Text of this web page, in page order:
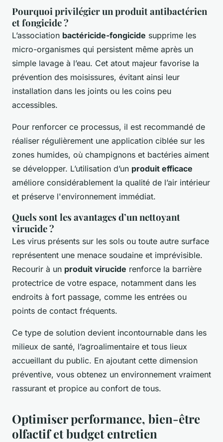
Pourquoi privilégier un produit antibactérien
et fongicide ?
L’association bactéricide-fongicide supprime les
micro-organismes qui persistent même après un
simple lavage à l’eau. Cet atout majeur favorise la
prévention des moisissures, évitant ainsi leur
installation dans les joints ou les coins peu
accessibles.
Pour renforcer ce processus, il est recommandé de
réaliser régulièrement une application ciblée sur les
zones humides, où champignons et bactéries aiment
se développer. L’utilisation d’un produit efficace
améliore considérablement la qualité de l’air intérieur
et préserve l'environnement immédiat.
Quels sont les avantages d’un nettoyant
virucide ?
Les virus présents sur les sols ou toute autre surface
représentent une menace soudaine et imprévisible.
Recourir à un produit virucide renforce la barrière
protectrice de votre espace, notamment dans les
endroits à fort passage, comme les entrées ou
points de contact fréquents.
Ce type de solution devient incontournable dans les
milieux de santé, l’agroalimentaire et tous lieux
accueillant du public. En ajoutant cette dimension
préventive, vous obtenez un environnement vraiment
rassurant et propice au confort de tous.
Optimiser performance, bien-être
olfactif et budget entretien